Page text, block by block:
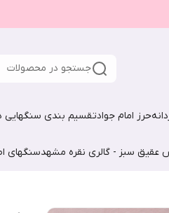
جستجو در محصولات
حرز امام جوادتقسیم بندی سنگهایی
عقیق سبز - گالری نقره مشهدسنگهای